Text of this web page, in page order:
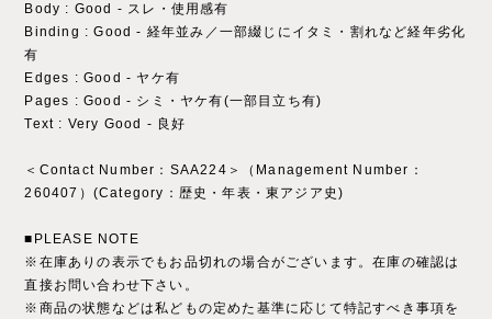
Body : Good - スレ・使用感有
Binding : Good - 経年並み／一部綴じにイタミ・割れなど経年劣化
有
Edges : Good - ヤケ有
Pages : Good - シミ・ヤケ有(一部目立ち有)
Text : Very Good - 良好
＜Contact Number：SAA224＞（Management Number：
260407）(Category：歴史・年表・東アジア史)
■PLEASE NOTE
※在庫ありの表示でもお品切れの場合がございます。在庫の確認は
直接お問い合わせ下さい。
※商品の状態などは私どもの定めた基準に応じて特記すべき事項を